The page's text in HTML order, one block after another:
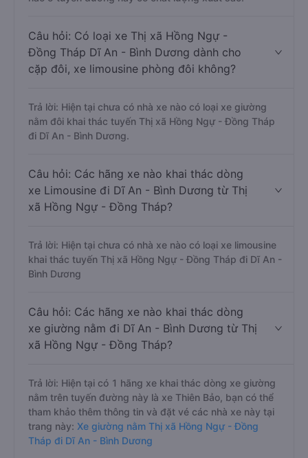
Câu hỏi: Có loại xe Thị xã Hồng Ngự -
Đồng Tháp Dĩ An - Bình Dương dành cho
cặp đôi, xe limousine phòng đôi không?
Trả lời: Hiện tại chưa có nhà xe nào có loại xe giường
nằm đôi khai thác tuyến Thị xã Hồng Ngự - Đồng Tháp
đi Dĩ An - Bình Dương.
Câu hỏi: Các hãng xe nào khai thác dòng
xe Limousine đi Dĩ An - Bình Dương từ Thị
xã Hồng Ngự - Đồng Tháp?
Trả lời: Hiện tại chưa có nhà xe nào có loại xe limousine
khai thác tuyến Thị xã Hồng Ngự - Đồng Tháp đi Dĩ An -
Bình Dương
Câu hỏi: Các hãng xe nào khai thác dòng
xe giường nằm đi Dĩ An - Bình Dương từ Thị
xã Hồng Ngự - Đồng Tháp?
Trả lời: Hiện tại có 1 hãng xe khai thác dòng xe giường
nằm trên tuyến đường này là xe Thiên Bảo, bạn có thể
tham khảo thêm thông tin và đặt vé các nhà xe này tại
trang này: Xe giường nằm Thị xã Hồng Ngự - Đồng
Tháp đi Dĩ An - Bình Dương